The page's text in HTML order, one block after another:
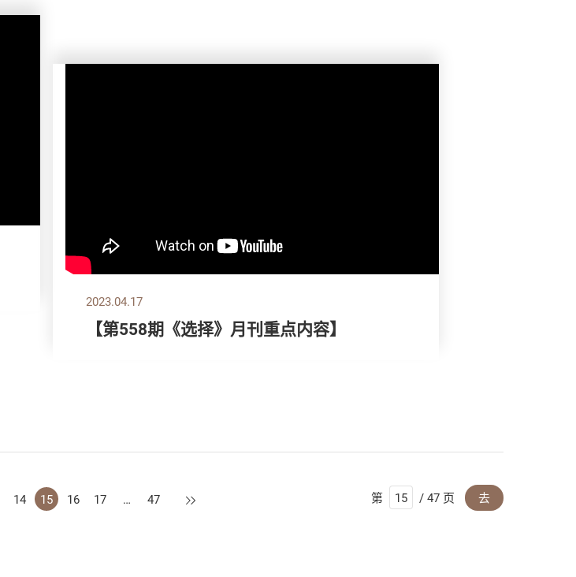
2023.04.17
【第558期《选择》月刊重点内容】
14 15 16 17 … 47 下一页 第 / 47 页 去